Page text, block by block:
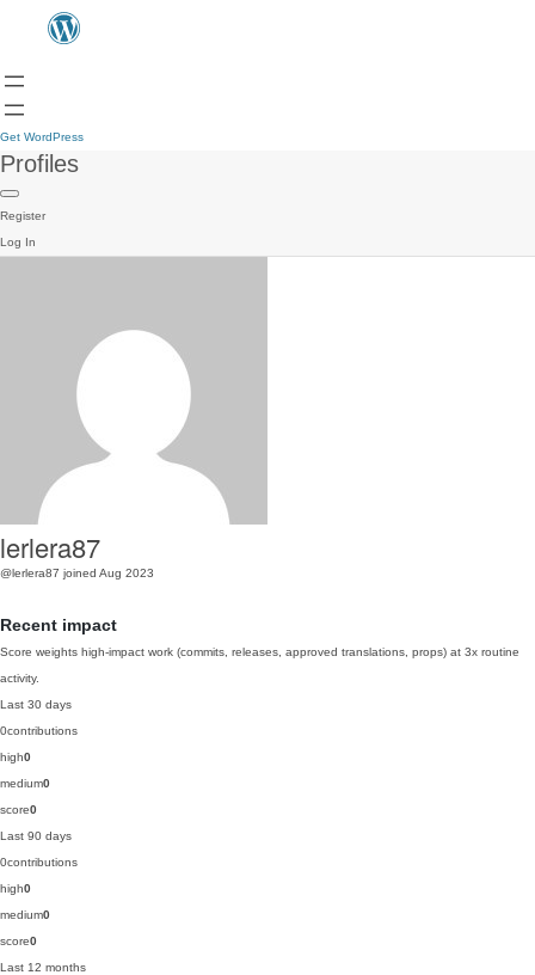
Get WordPress
Profiles
Register
Log In
lerlera87
@lerlera87 joined Aug 2023
Recent impact
Score weights high-impact work (commits, releases, approved translations, props) at 3x routine
activity.
Last 30 days
0contributions
high0
medium0
score0
Last 90 days
0contributions
high0
medium0
score0
Last 12 months